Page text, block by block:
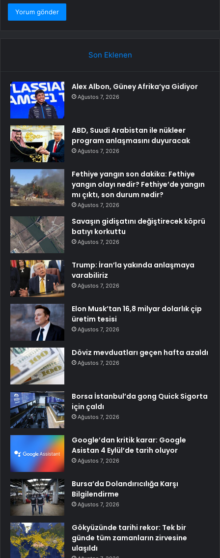
Son Eklenen
Alex Albon, Güney Afrika’ya Gidiyor
Ağustos 7, 2026
ABD, Suudi Arabistan ile nükleer
program anlaşmasını duyuracak
Ağustos 7, 2026
Fethiye yangın son dakika: Fethiye
yangın olayı nedir? Fethiye’de yangın
mı çıktı, son durum nedir?
Ağustos 7, 2026
Savaşın gidişatını değiştirecek köprü
batıyı korkuttu
Ağustos 7, 2026
Trump: İran’la yakında anlaşmaya
varabiliriz
Ağustos 7, 2026
Elon Musk’tan 16,8 milyar dolarlık çip
üretim tesisi
Ağustos 7, 2026
Döviz mevduatları geçen hafta azaldı
Ağustos 7, 2026
Borsa İstanbul’da gong Quick Sigorta
için çaldı
Ağustos 7, 2026
Google’dan kritik karar: Google
Asistan 4 Eylül’de tarih oluyor
Ağustos 7, 2026
Bursa’da Dolandırıcılığa Karşı
Bilgilendirme
Ağustos 7, 2026
Gökyüzünde tarihi rekor: Tek bir
günde tüm zamanların zirvesine
ulaşıldı